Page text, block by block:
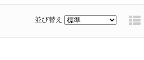
並び替え